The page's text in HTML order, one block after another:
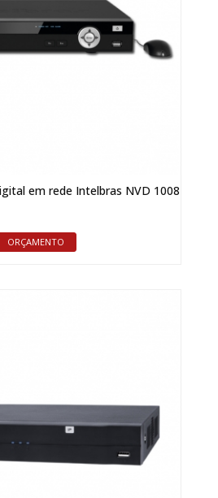
em rede Intelbras NVD 1008
ORÇAMENTO